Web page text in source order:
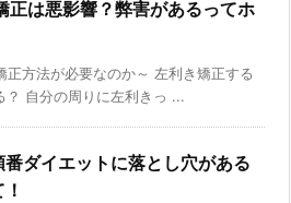
正は悪影響？弊害があるってホ
正方法が必要なのか～ 左利き矯正する
？ 自分の周りに左利きっ ...
番ダイエットに落とし穴がある